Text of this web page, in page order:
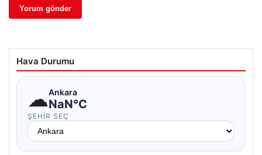
Hava Durumu
☁Ankara
NaN°C
ŞEHIR SEÇ